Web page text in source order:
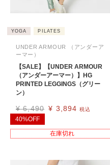
YOGA PILATES
UNDER ARMOUR （アンダーア
ーマー）
【SALE】【UNDER ARMOUR
（アンダーアーマー）】HG
PRINTED LEGGINGS（グリー
ン）
¥ 6,490 ¥ 3,894 税込
40%OFF
在庫切れ